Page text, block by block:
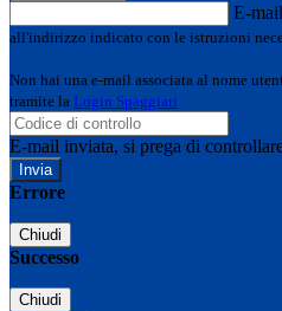
E-mail
all'indirizzo indicato con le istruzioni
Non hai una e-mail associata al nome
tramite la Login Spaggiari
E-mail inviata, si prega di
Errore
Chiudi
Successo
Chiudi